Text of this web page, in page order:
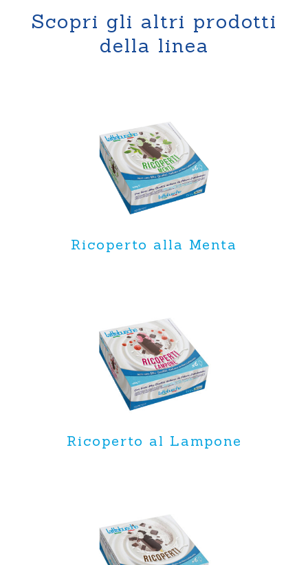
Scopri gli altri prodotti
della linea
Ricoperto alla Menta
Ricoperto al Lampone